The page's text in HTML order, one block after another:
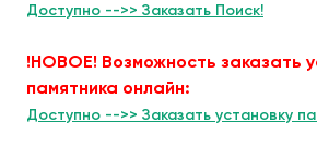
Доступно -->> Заказать Поиск!
!НОВОЕ! Возможность заказать
памятника онлайн:
Доступно -->> Заказать установку